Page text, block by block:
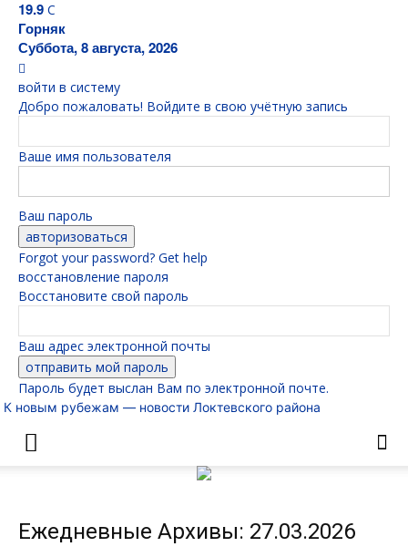
19.9 C
Горняк
Суббота, 8 августа, 2026
войти в систему
Добро пожаловать! Войдите в свою учётную запись
Ваше имя пользователя
Ваш пароль
Forgot your password? Get help
восстановление пароля
Восстановите свой пароль
Ваш адрес электронной почты
Пароль будет выслан Вам по электронной почте.
К новым рубежам — новости Локтевского района
Ежедневные Архивы: 27.03.2026